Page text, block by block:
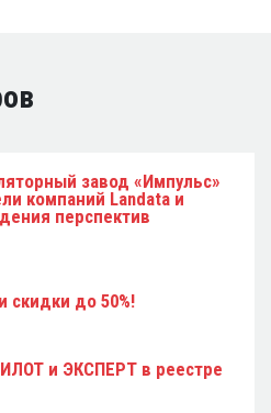
завод «Импульс»
компаний Landata и
перспектив
скидки до 50%!
и ЭКСПЕРТ в реестре